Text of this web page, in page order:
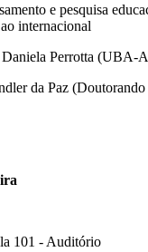
e pesquisa
internacional
Daniela Perrotta (UBA-
da Paz
101 - Auditório